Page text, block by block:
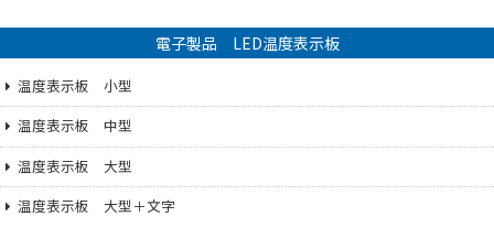
電子製品 LED温度表示板
温度表示板 小型
温度表示板 中型
温度表示板 大型
温度表示板 大型＋文字